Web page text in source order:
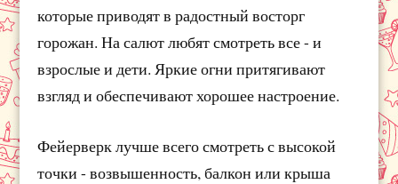
которые приводят в радостный восторг
горожан. На салют любят смотреть все - и
взрослые и дети. Яркие огни притягивают
взгляд и обеспечивают хорошее настроение.
Фейерверк лучше всего смотреть с высокой
точки - возвышенность, балкон или крыша